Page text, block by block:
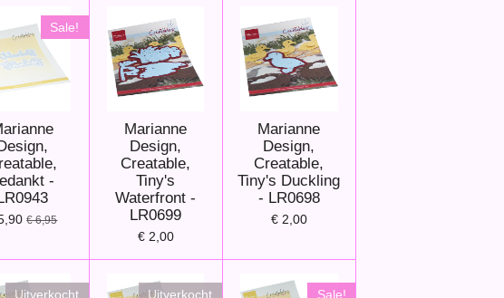
Sale!
-
€ 6,95
Marianne
Design,
Creatable,
Tiny's
Waterfront -
LR0699
€ 2,00
Marianne
Design,
Creatable,
Tiny's Duckling
- LR0698
€ 2,00
Uitverkocht Uitverkocht Sale!